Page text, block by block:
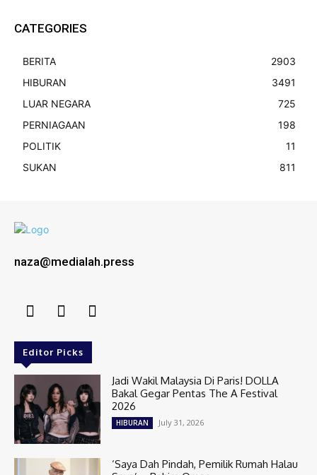
CATEGORIES
BERITA
2903
HIBURAN
3491
LUAR NEGARA
725
PERNIAGAAN
198
POLITIK
11
SUKAN
811
naza@medialah.press
Editor Picks
Jadi Wakil Malaysia Di Paris! DOLLA
Bakal Gegar Pentas The A Festival
2026
HIBURAN July 31, 2026
‘Saya Dah Pindah, Pemilik Rumah Halau